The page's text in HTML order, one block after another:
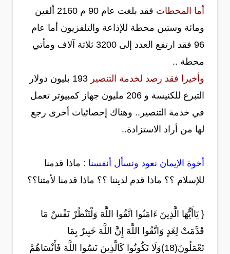
أما المحطات
فقد بلغت عام 90 م 2160 ألفين
ومائة وستين محطة للإذاعة والتلفزيون أما عام
96 فقد ارتفع العدد إلى 3200 ثلاثة آلاف ومأتي
محطة ..
وأخيرا فقد رصد لخدمة التنصير
193 بليون دولار
التبرع للكنيسة و 206 مليون جهاز كمبيوتر تعمل
في خدمة التنصير.. وهناك إحصائيات أخرى رجع
لها من أراد الاستزادة..
أخوة الإيمان نعود ونسأل أنفسنا : ماذا قدمنا
للإسلام ؟؟ ماذا قدم لديننا ؟؟ ماذا قدمنا لأمتنا؟؟
{ يَاأَيُّهَا الَّذِينَ ءَامَنُوا اتَّقُوا اللَّهَ وَلْتَنْظُرْ نَفْسٌ مَا
قَدَّمَتْ لِغَدٍ وَاتَّقُوا اللَّهَ إِنَّ اللَّهَ خَبِيرٌ بِمَا
تَعْمَلُونَ(18)وَلَا تَكُونُوا كَالَّذِينَ نَسُوا اللَّهَ فَأَنْسَاهُمْ